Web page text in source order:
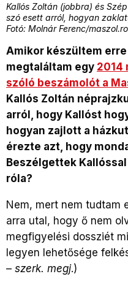
Kallós Zoltán (jobbra) és
szó esett arról, hogyan
Fotó: Molnár Ferenc/maszol.ro
Amikor készültem
megtaláltam egy 2014
szóló beszámolót a
Kallós Zoltán
arról, hogy Kallóst
hogyan zajlott a
érezte azt, hogy
Beszélgettek
róla?
Nem, mert nem tudtam
arra utal, hogy ő nem
megfigyelési dossziét
legyen lehetősége
– szerk. megj.)